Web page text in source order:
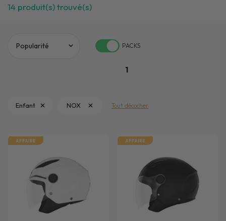
14 produit(s) trouvé(s)
PACKS
1
Enfant NOX Tout décocher
AFFAIRE AFFAIRE